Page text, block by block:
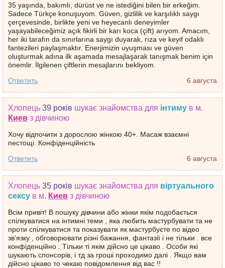
35 yaşında, bakımlı, dürüst ve ne istediğini bilen bir erkeğim.
Sadece Türkçe konuşuyom. Güven, gizlilik ve karşılıklı saygı
çerçevesinde, birlikte yeni ve heyecanlı deneyimler
yaşayabileceğimiz açık fikirli bir karı koca (çift) arıyom. Amacım,
her iki tarafın da sınırlarına saygı duyarak, rıza ve keyif odaklı
fantezileri paylaşmaktır. Enerjimizin uyuşması ve güven
oluşturmak adına ilk aşamada mesajlaşarak tanışmak benim için
önemlir. İlgilenen çiftlerin mesajlarını bekliyom.
6 августа
Ответить
Хлопець 39 років шукає знайомства для інтиму в м.
Киев з дівчиною
Хочу відпочити з дорослою жінкою 40+. Масаж взаємні
пестощі. Конфіденційність
6 августа
Ответить
Хлопець 35 років шукає знайомства для віртуального
сексу в м. Киев з дівчиною
Всім привіт! В пошуку дівчини або жінки якім подобається
спілкуватися на інтимні теми , яка любить мастурбувати та не
проти спілкуватися та показувати як мастурбуєте по відео
звʼязку , обговорювати різні бажання, фантазії і не тільки . все
конфіденційно . Тільки ті якім дійсно це цікаво . Особи які
шукають спонсорів, і тд за гроші проходимо далі . Якщо вам
дійсно цікаво то чекаю повідомлення від вас !!